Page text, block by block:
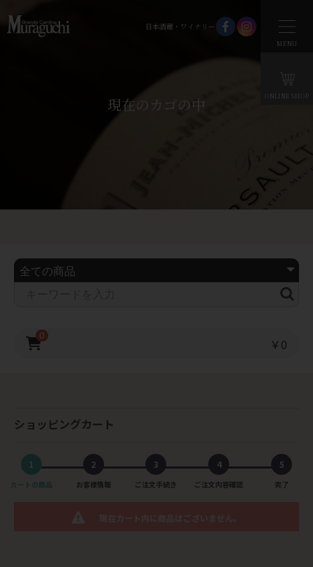
日本酒蔵・ワイナリー
MENU
ONLINE SHOP
現在のカゴの中
0
￥0
ショッピングカート
1
カートの商品
2
お客様情報
3
ご注文手続き
4
ご注文内容確認
5
完了